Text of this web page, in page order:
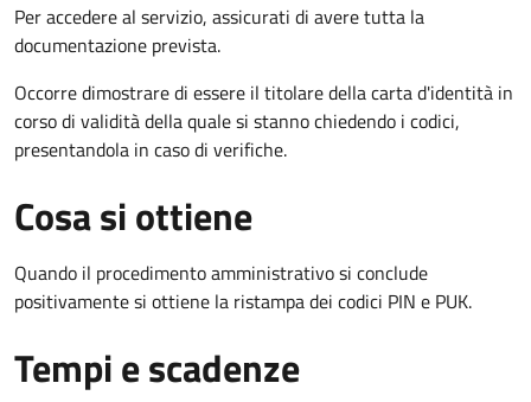
Per accedere al servizio, assicurati di avere tutta la
documentazione prevista.
Occorre dimostrare di essere il titolare della carta d'identità in
corso di validità della quale si stanno chiedendo i codici,
presentandola in caso di verifiche.
Cosa si ottiene
Quando il procedimento amministrativo si conclude
positivamente si ottiene la ristampa dei codici PIN e PUK.
Tempi e scadenze